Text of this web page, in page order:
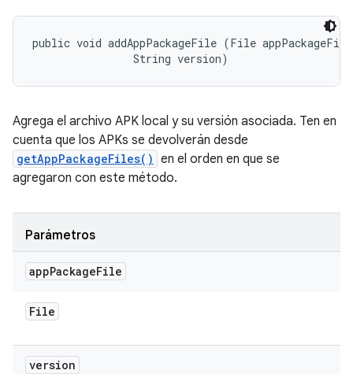
public void addAppPackageFile (File
                String version)
Agrega el archivo APK local y su versión asociada. Ten en
cuenta que los APKs se devolverán desde
getAppPackageFiles() en el orden en que se
agregaron con este método.
Parámetros
appPackageFile
File
version